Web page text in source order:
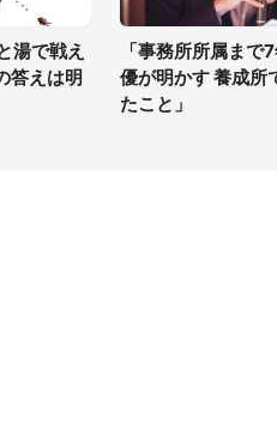
湯で戦え
答えは明
「事務所所属まで
優が明かす 養成所
たこと」